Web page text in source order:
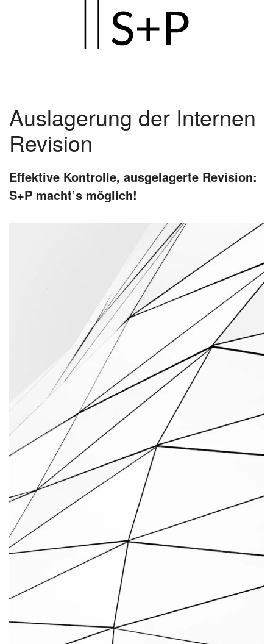
Auslagerung der Internen
Revision
Effektive Kontrolle, ausgelagerte Revision:
S+P macht’s möglich!